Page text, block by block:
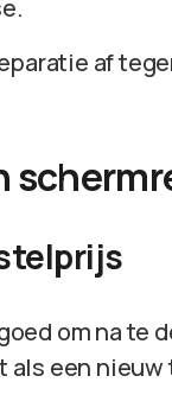
af
om na te
als een